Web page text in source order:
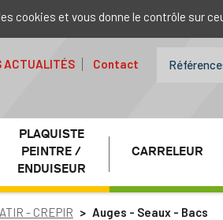
ACTUALITÉS Contact
PLAQUISTE
PEINTRE /
ENDUISEUR
CARRELEUR
- CREPIR Auges - Seaux - Bacs
cookies et vous donne le contrôle sur